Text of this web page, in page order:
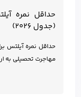
حداقل نمره
(جدول ۲۰۲۶)
حداقل نمره آیلتس
مهاجرت تحصیلی به